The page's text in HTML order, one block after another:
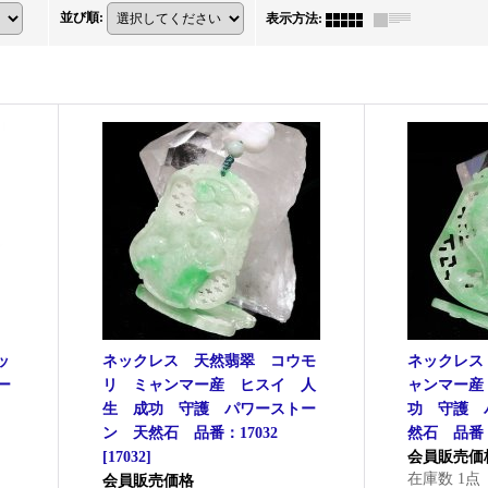
並び順: 表示方法:
ネックレス 天然翡翠 コウモ
リ ミャンマー産 ヒスイ 人
生 成功 守護 パワーストー
ン 天然石 品番：17032
[17032]
会員販売価格
ネックレ
ャンマー
功 守護
然石 品番
会員販売価
在庫数 1点